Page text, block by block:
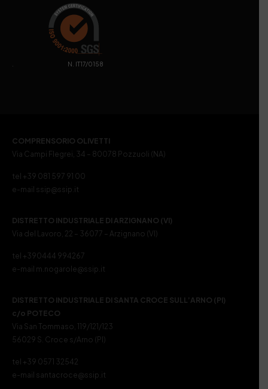
. N. IT17/0158
COMPRENSORIO OLIVETTI
Via Campi Flegrei, 34 – 80078 Pozzuoli (NA)
tel +39 081 597 91 00
e-mail ssip@ssip.it
DISTRETTO INDUSTRIALE DI ARZIGNANO (VI)
Via del Lavoro, 22 – 36077 – Arzignano (VI)
tel +390444 994267
e-mail m.nogarole@ssip.it
DISTRETTO INDUSTRIALE DI SANTA CROCE SULL’ARNO (PI)
c/o POTECO
Via San Tommaso, 119/121/123
56029 S. Croce s/Arno (PI)
tel +39 0571 32542
e-mail santacroce@ssip.it